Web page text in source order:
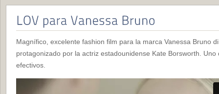
Magnífico, excelente fashion film para la marca Vanessa Bruno
protagonizado por la actriz estadounidense Kate Borsworth. Uno
efectivos.